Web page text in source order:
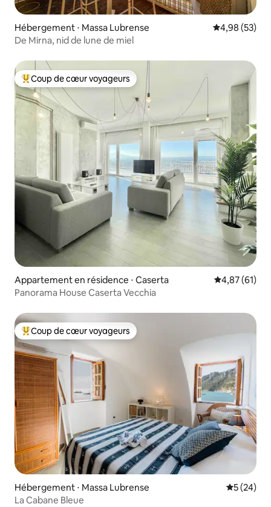
Hébergement ⋅ Massa Lubrense Évaluation
4,98 (53)
De Mirna, nid de lune de miel
Coups de cœur voyageurs les plus appréciés
Coup de cœur voyageurs
Appartement en résidence ⋅ Caserta Évaluation
4,87 (61)
Panorama House Caserta Vecchia
Coups de cœur voyageurs les plus appréciés
Coup de cœur voyageurs
Hébergement ⋅ Massa Lubrense
5 (24)
La Cabane Bleue